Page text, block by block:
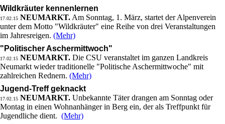
Wildkräuter kennenlernen
17.02.15 NEUMARKT. Am Sonntag, 1. März, startet der Alpenverein
unter dem Motto "Wildkräuter" eine Reihe von drei Veranstaltungen
im Jahresreigen. (Mehr)
"Politischer Aschermittwoch"
17.02.15 NEUMARKT. Die CSU veranstaltet im ganzen Landkreis
Neumarkt wieder traditionelle "Politische Aschermittwoche" mit
zahlreichen Rednern. (Mehr)
Jugend-Treff geknackt
17.02.15 NEUMARKT. Unbekannte Täter drangen am Sonntag oder
Montag in einen Wohnanhänger in Berg ein, der als Treffpunkt für
Jugendliche dient. (Mehr)